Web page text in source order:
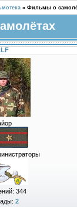
» Фильмы о
344
2